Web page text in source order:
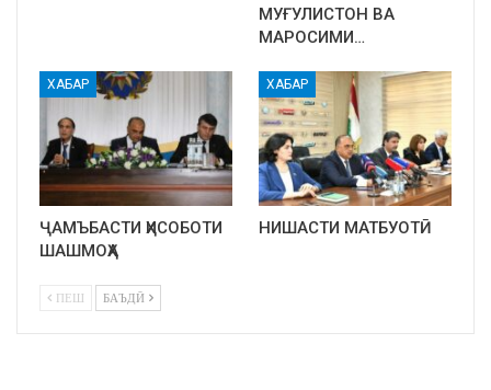
МУҒУЛИСТОН ВА
МАРОСИМИ…
ХАБАР
ҶАМЪБАСТИ ҲИСОБОТИ
ШАШМОҲА
ХАБАР
НИШАСТИ МАТБУОТӢ
ПЕШ БАЪДӢ